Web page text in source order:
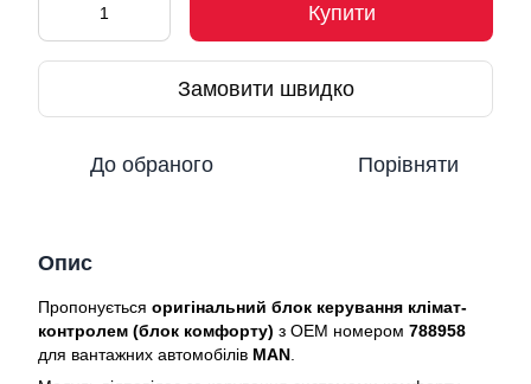
Купити
Замовити швидко
До обраного Порівняти
Опис
Пропонується оригінальний блок керування клімат-
контролем (блок комфорту) з OEM номером 788958
для вантажних автомобілів MAN